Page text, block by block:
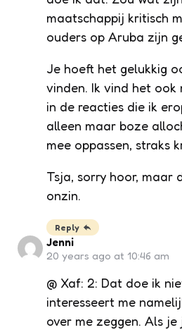
maatschappij kritisch
ouders op Aruba zijn
Je hoeft het gelukkig
vinden. Ik vind het ook
in de reacties die ik
alleen maar boze
mee oppassen, straks
Tsja, sorry hoor, maar
onzin.
Reply
Jenni
20 years ago at 10:46 am
@ Xaf: 2: Dat doe ik
interesseert me
over me zeggen. Als